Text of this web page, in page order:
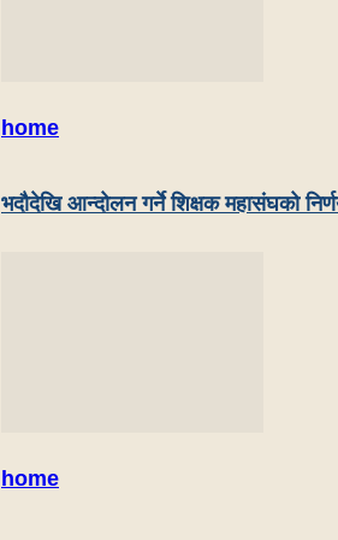
home
भदौदेखि आन्दोलन गर्ने शिक्षक महासंघको
home